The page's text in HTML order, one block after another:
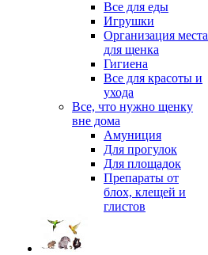
Все для еды
Игрушки
Организация места
для щенка
Гигиена
Все для красоты и
ухода
Все, что нужно щенку
вне дома
Амуниция
Для прогулок
Для площадок
Препараты от
блох, клещей и
глистов